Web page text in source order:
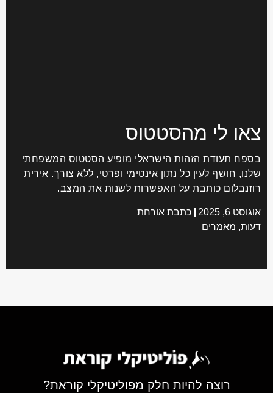
לי מהסטטוס
תעודת הזהות הישראלי מופיע הסטטוס המשפחתי
חושף לעין כל נתון אינטימי ופרטי, ללא צורך. אירית
כותבת על האפשרות לשנות את המצב.
6, 2025
כתבת אורחת
,מאמרים
רוצה להיות חלק מפוליטיקלי קוראת?